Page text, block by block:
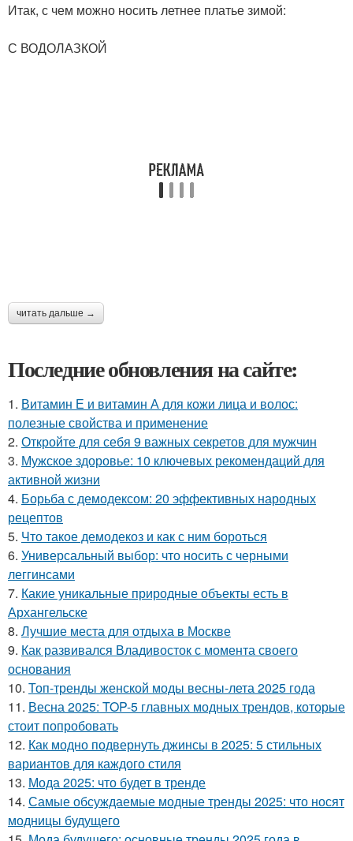
Итак, с чем можно носить летнее платье зимой:
С ВОДОЛАЗКОЙ
читать дальше →
Последние обновления на сайте:
1. Витамин Е и витамин А для кожи лица и волос:
полезные свойства и применение
2. Откройте для себя 9 важных секретов для мужчин
3. Мужское здоровье: 10 ключевых рекомендаций для
активной жизни
4. Борьба с демодексом: 20 эффективных народных
рецептов
5. Что такое демодекоз и как с ним бороться
6. Универсальный выбор: что носить с черными
леггинсами
7. Какие уникальные природные объекты есть в
Архангельске
8. Лучшие места для отдыха в Москве
9. Как развивался Владивосток с момента своего
основания
10. Топ-тренды женской моды весны-лета 2025 года
11. Весна 2025: TOP-5 главных модных трендов, которые
стоит попробовать
12. Как модно подвернуть джинсы в 2025: 5 стильных
вариантов для каждого стиля
13. Мода 2025: что будет в тренде
14. Самые обсуждаемые модные тренды 2025: что носят
модницы будущего